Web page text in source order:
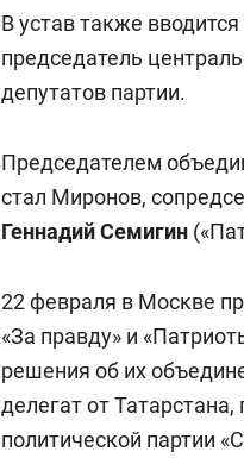
В устав также
председатель
депутатов партии.
Председателем
стал Миронов,
Геннадий Семигин
22 февраля в Москве
«За правду» и
решения об их
делегат от
политической партии